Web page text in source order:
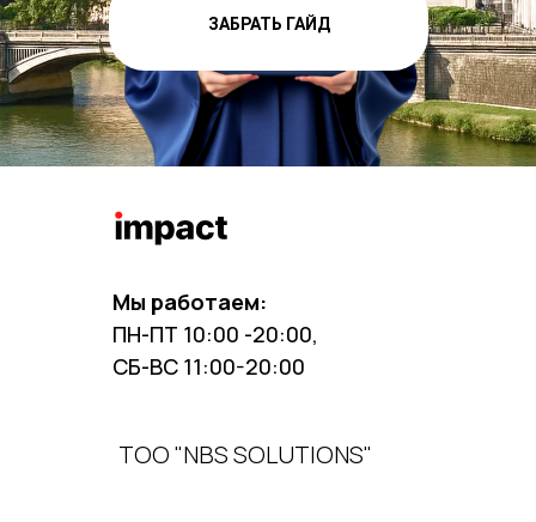
ЗАБРАТЬ ГАЙД
Мы работаем:
ПН-ПТ 10:00 -20:00,
СБ-ВС 11:00-20:00
ТОО "NBS SOLUTIONS"